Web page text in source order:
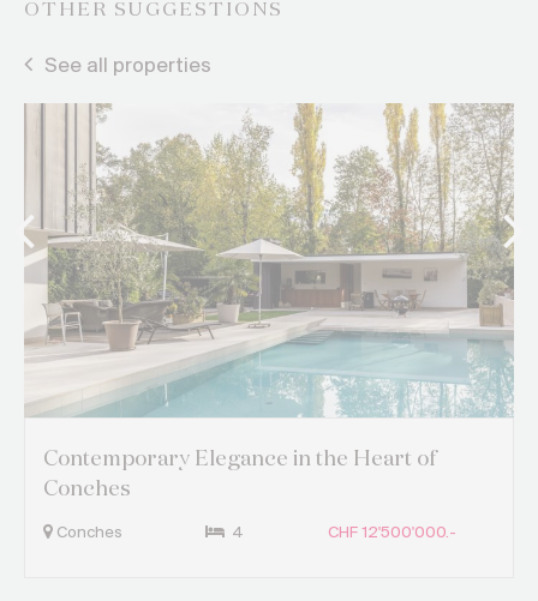
OTHER SUGGESTIONS
See all properties
Contemporary Elegance in the Heart of
Conches
Conches 4 CHF 12'500'000.-